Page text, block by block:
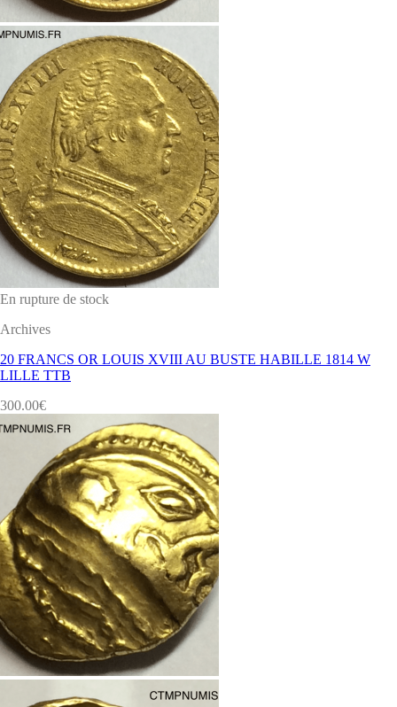
En rupture de stock
Archives
20 FRANCS OR LOUIS XVIII AU BUSTE HABILLE 1814 W
LILLE TTB
300.00€